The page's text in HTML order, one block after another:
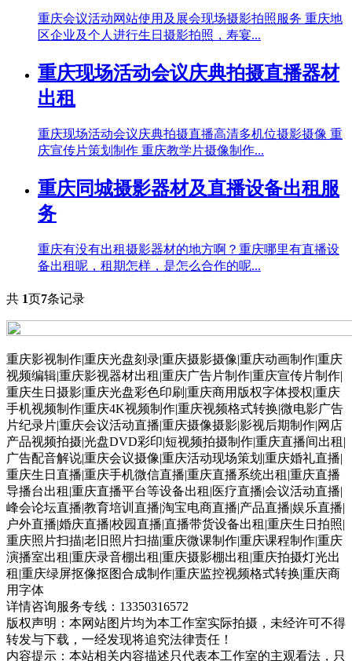
重庆会议活动网站使用及展会现场摄影拍照服务 重庆地
区企业及个人进行生日摄影拍照，寿宴...
重庆现场活动会议庆典拍摄直播器材
出租
重庆现场活动会议庆典拍摄直播高清多机位摄影摄像 重
庆宣传片策划制作 重庆教学片摄像制作...
重庆同城摄影器材及直播设备出租服
务
重庆有没有出租摄影器材的地方啊？重庆哪里有直播设
备出租呢，租期怎样，是怎么合作的呢...
共 1页7条记录
重庆影视制作|重庆光盘刻录|重庆摄影摄像|重庆动画制作|重庆
视频编辑|重庆影视器材出租|重庆广告片制作|重庆宣传片制作|
重庆生日摄影|重庆光盘彩色印刷|重庆商用版权字体授权|重庆
手机视频制作|重庆4K视频制作|重庆视频格式转换|微电影广告
片纪录片|重庆会议活动直播|重庆摄像摄影|影视后期制作|网店
产品视频拍摄|光盘DVD彩印|短视频拍摄制作|重庆直播间出租|
广告配音解说|重庆会议摄像|重庆活动现场策划|重庆婚礼直播|
重庆生日直播|重庆手机微信直播|重庆直播系统出租|重庆直播
导播台出租|重庆直播平台等设备出租|医疗直播|会议活动直播|
峰会论坛直播|教育培训直播|淘宝电商直播|产品直播|娱乐直播|
户外直播|婚庆直播|校园直播|直播带货设备出租|重庆生日拍照|
重庆照片扫描|老旧照片扫描|重庆微课制作|重庆课程制作|重庆
演播室出租|重庆录音棚出租|重庆摄影棚出租|重庆拍摄灯光出
租|重庆绿屏抠像抠图合成制作|重庆监控视频格式转换|重庆商
用字体
详情咨询服务专线：13350316572
版权声明：本网站图片均为本工作室实际拍摄，未经许可不得
转发与下载，一经发现将追究法律责任！
内容提示：本站相关内容描述只代表本工作室的主观看法，只